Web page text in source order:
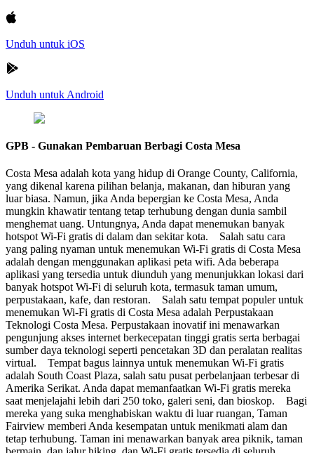
Unduh untuk iOS
Unduh untuk Android
GPB - Gunakan Pembaruan Berbagi Costa Mesa
Costa Mesa adalah kota yang hidup di Orange County, California,
yang dikenal karena pilihan belanja, makanan, dan hiburan yang
luar biasa. Namun, jika Anda bepergian ke Costa Mesa, Anda
mungkin khawatir tentang tetap terhubung dengan dunia sambil
menghemat uang. Untungnya, Anda dapat menemukan banyak
hotspot Wi-Fi gratis di dalam dan sekitar kota. Salah satu cara
yang paling nyaman untuk menemukan Wi-Fi gratis di Costa Mesa
adalah dengan menggunakan aplikasi peta wifi. Ada beberapa
aplikasi yang tersedia untuk diunduh yang menunjukkan lokasi dari
banyak hotspot Wi-Fi di seluruh kota, termasuk taman umum,
perpustakaan, kafe, dan restoran. Salah satu tempat populer untuk
menemukan Wi-Fi gratis di Costa Mesa adalah Perpustakaan
Teknologi Costa Mesa. Perpustakaan inovatif ini menawarkan
pengunjung akses internet berkecepatan tinggi gratis serta berbagai
sumber daya teknologi seperti pencetakan 3D dan peralatan realitas
virtual. Tempat bagus lainnya untuk menemukan Wi-Fi gratis
adalah South Coast Plaza, salah satu pusat perbelanjaan terbesar di
Amerika Serikat. Anda dapat memanfaatkan Wi-Fi gratis mereka
saat menjelajahi lebih dari 250 toko, galeri seni, dan bioskop. Bagi
mereka yang suka menghabiskan waktu di luar ruangan, Taman
Fairview memberi Anda kesempatan untuk menikmati alam dan
tetap terhubung. Taman ini menawarkan banyak area piknik, taman